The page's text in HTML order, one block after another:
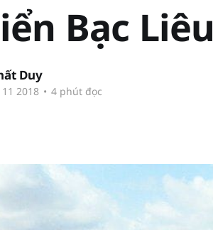
Bạc Liêu
Duy
2018 • 4 phút đọc